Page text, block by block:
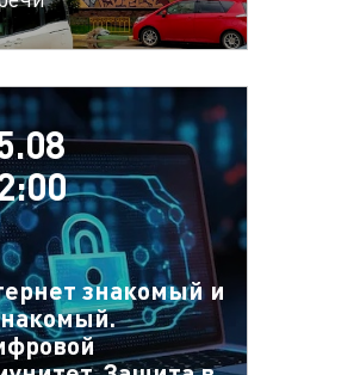
знакомый и